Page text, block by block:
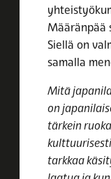
Määränpää
Siellä on
samalla
Mitä
on
tärkein
tarkkaa